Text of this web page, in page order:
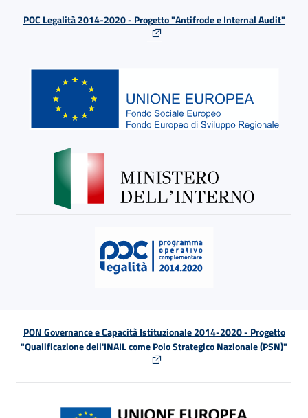
POC Legalità 2014-2020 - Progetto "Antifrode e Internal Audit"
PON Governance e Capacità Istituzionale 2014-2020 - Progetto
"Qualificazione dell'INAIL come Polo Strategico Nazionale (PSN)"